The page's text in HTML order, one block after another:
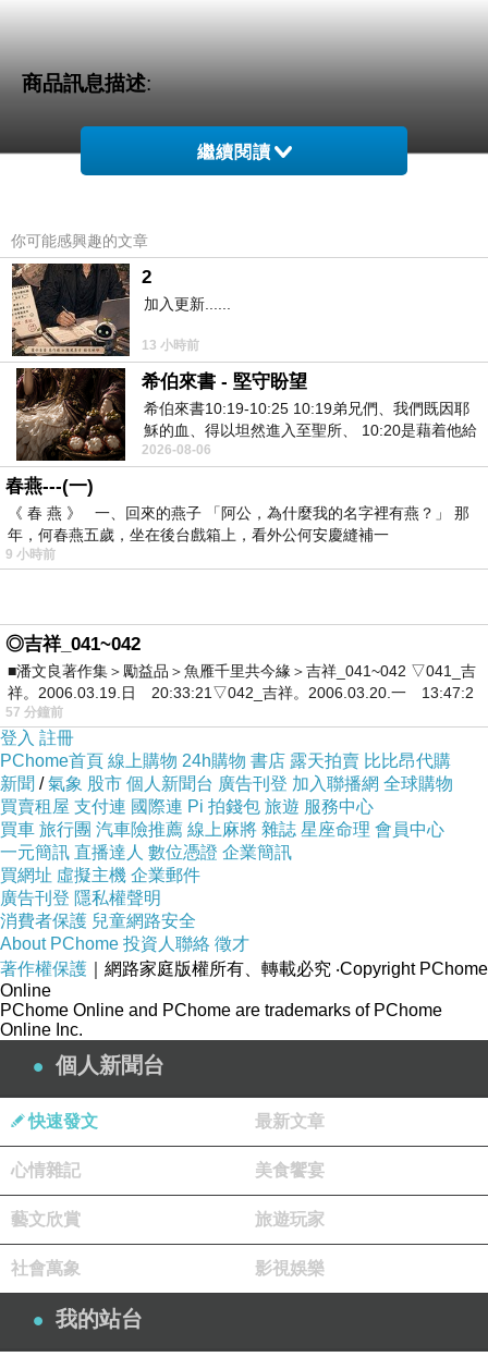
商品訊息描述:
繼續閱讀
你可能感興趣的文章
2
加入更新......
13 小時前
希伯來書 - 堅守盼望
希伯來書10:19-10:25 10:19弟兄們、我們既因耶
穌的血、得以坦然進入至聖所、 10:20是藉着他給
我們開了一條又新又活的路從幔子經過
2026-08-06
春燕---(一)
《 春 燕 》 一、回來的燕子 「阿公，為什麼我的名字裡有燕？」 那
年，何春燕五歲，坐在後台戲箱上，看外公何安慶縫補一
9 小時前
◎吉祥_041~042
■潘文良著作集＞勵益品＞魚雁千里共今緣＞吉祥_041~042 ▽041_吉
祥。2006.03.19.日 20:33:21▽042_吉祥。2006.03.20.一 13:47:2
57 分鐘前
登入 註冊
PChome首頁 線上購物 24h購物 書店 露天拍賣 比比昂代購
新聞 /氣象 股市 個人新聞台 廣告刊登 加入聯播網 全球購物
買賣租屋 支付連 國際連 Pi 拍錢包 旅遊 服務中心
買車 旅行團 汽車險推薦 線上麻將 雜誌 星座命理 會員中心
一元簡訊 直播達人 數位憑證 企業簡訊
買網址 虛擬主機 企業郵件
廣告刊登 隱私權聲明
消費者保護 兒童網路安全
About PChome 投資人聯絡 徵才
著作權保護 ｜網路家庭版權所有、轉載必究 ‧Copyright PChome
Online
PChome Online and PChome are trademarks of PChome
Online Inc.
個人新聞台
快速發文 最新文章
心情雜記 美食饗宴
藝文欣賞 旅遊玩家
社會萬象 影視娛樂
我的站台